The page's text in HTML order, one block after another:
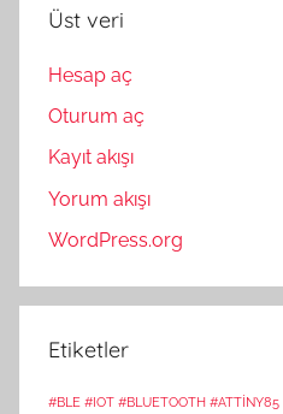
Üst veri
Hesap aç
Oturum aç
Kayıt akışı
Yorum akışı
WordPress.org
Etiketler
#BLE #IOT #BLUETOOTH #ATTİNY85